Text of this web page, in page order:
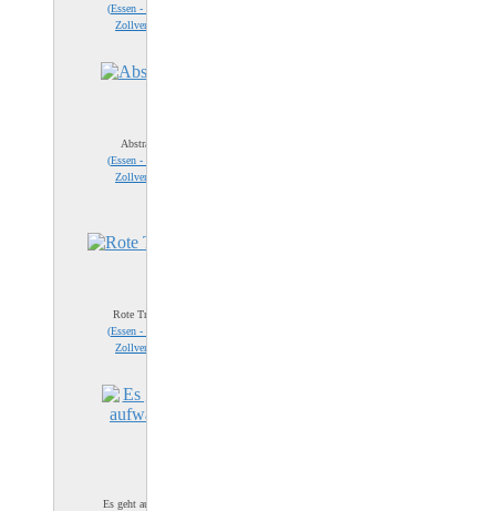
(Essen - Zeche
Zollverein
Abstrakt
(Essen - Zeche
Zollverein
Rote Treppe
(Essen - Zeche
Zollverein
Es geht aufwärts